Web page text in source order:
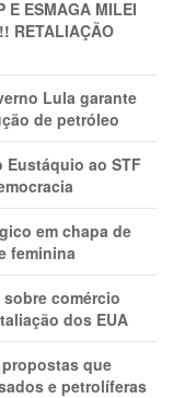
E ESMAGA MILEI
RETALIAÇÃO
Lula garante
de petróleo
Eustáquio ao STF
em chapa de
feminina
comércio
dos EUA
que
e petrolíferas